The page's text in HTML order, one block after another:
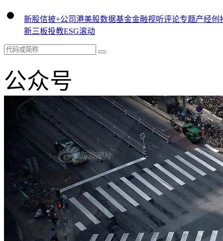
新股信披+公司港美股数据基金金融视听评论专题产经创
新三板投教ESG滚动
公众号